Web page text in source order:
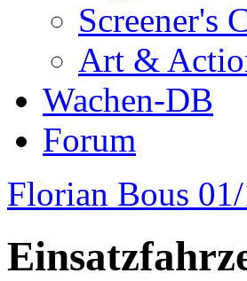
Screener's
Art &
Wachen-DB
Forum
Florian Bous